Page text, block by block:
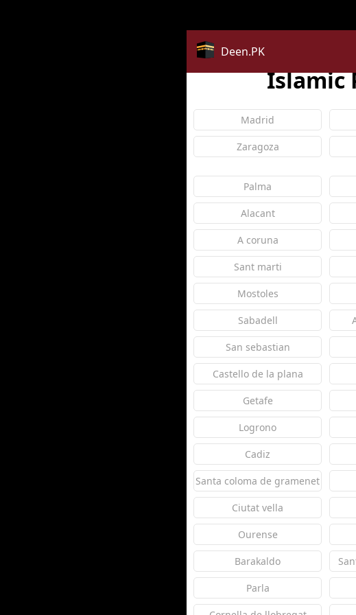
Deen.PK
Islamic
Madrid
Zaragoza
Palma
Alacant
A coruna
Sant marti
Mostoles
Sabadell
San sebastian
Castello de la plana
Getafe
Logrono
Cadiz
Santa coloma de gramenet
Ciutat vella
Ourense
Barakaldo
Parla